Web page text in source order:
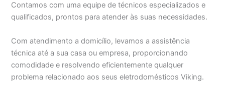
Contamos com uma equipe de técnicos especializados e
qualificados, prontos para atender às suas necessidades.
Com atendimento a domicílio, levamos a assistência
técnica até a sua casa ou empresa, proporcionando
comodidade e resolvendo eficientemente qualquer
problema relacionado aos seus eletrodomésticos Viking.